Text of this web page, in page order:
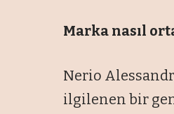
Marka nasıl
Nerio
ilgilenen bir